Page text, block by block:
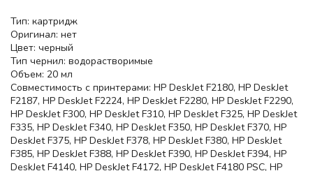
Тип: картридж
Оригинал: нет
Цвет: черный
Тип чернил: водорастворимые
Объем: 20 мл
Совместимость с принтерами: HP DeskJet F2180, HP DeskJet
F2187, HP DeskJet F2224, HP DeskJet F2280, HP DeskJet F2290,
HP DeskJet F300, HP DeskJet F310, HP DeskJet F325, HP DeskJet
F335, HP DeskJet F340, HP DeskJet F350, HP DeskJet F370, HP
DeskJet F375, HP DeskJet F378, HP DeskJet F380, HP DeskJet
F385, HP DeskJet F388, HP DeskJet F390, HP DeskJet F394, HP
DeskJet F4140, HP DeskJet F4172, HP DeskJet F4180 PSC, HP